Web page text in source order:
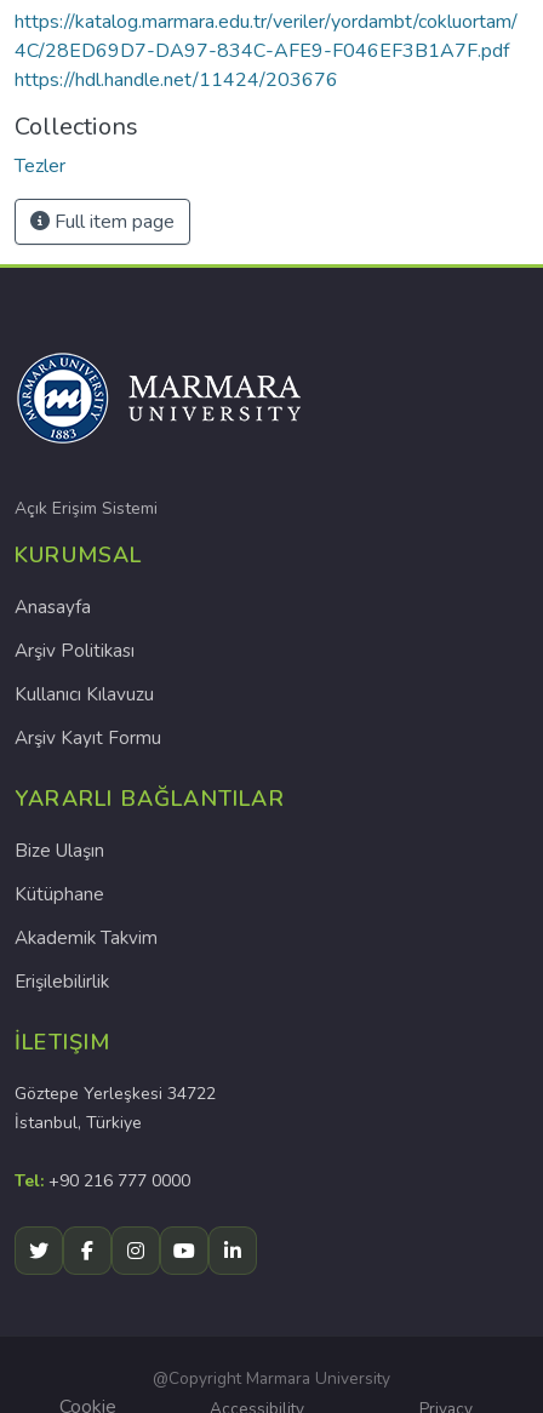
https://katalog.marmara.edu.tr/veriler/yordambt/cokluortam/
4C/28ED69D7-DA97-834C-AFE9-F046EF3B1A7F.pdf
https://hdl.handle.net/11424/203676
Collections
Tezler
Full item page
Açık Erişim Sistemi
KURUMSAL
Anasayfa
Arşiv Politikası
Kullanıcı Kılavuzu
Arşiv Kayıt Formu
YARARLI BAĞLANTILAR
Bize Ulaşın
Kütüphane
Akademik Takvim
Erişilebilirlik
İLETIŞIM
Göztepe Yerleşkesi 34722
İstanbul, Türkiye
Tel: +90 216 777 0000
@Copyright Marmara University
Cookie